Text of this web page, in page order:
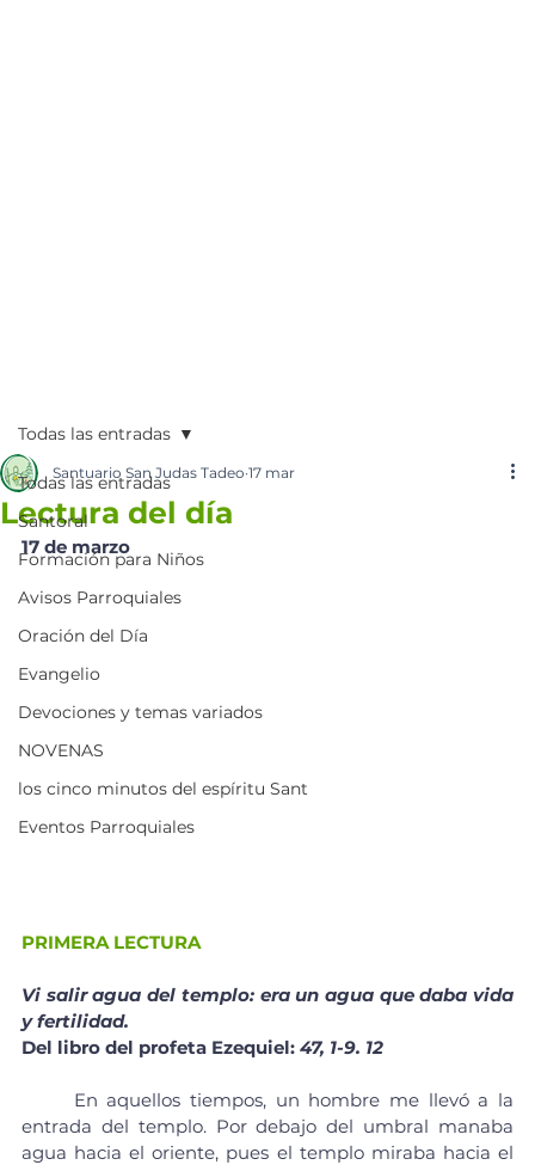
Todas las entradas
Santoral
Formación para Niños
Avisos Parroquiales
Oración del Día
Evangelio
Devociones y temas variados
NOVENAS
los cinco minutos del espíritu Sant
Eventos Parroquiales
Todas las entradas
Lectura del día
Santuario San Judas Tadeo 17 mar
17 de marzo
PRIMERA LECTURA
Vi salir agua del templo: era un agua que daba vida
y fertilidad.
Del libro del profeta Ezequiel: 47, 1-9. 12
entrada del templo. Por debajo del umbral manaba
agua hacia el oriente, pues el templo miraba hacia el